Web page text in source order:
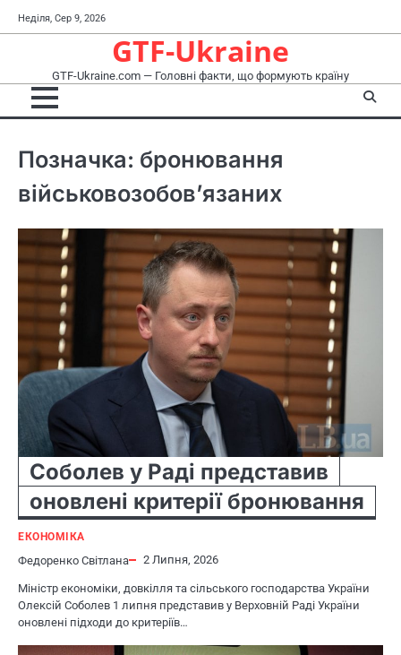
до
Неділя, Сер 9, 2026
GTF-Ukraine
GTF-Ukraine.com — Головні факти, що формують країну
Позначка: бронювання
військовозобов’язаних
Соболев у Раді представив
оновлені критерії бронювання
ЕКОНОМІКА
Федоренко Світлана 2 Липня, 2026
Міністр економіки, довкілля та сільського господарства України
Олексій Соболев 1 липня представив у Верховній Раді України
оновлені підходи до критеріїв…